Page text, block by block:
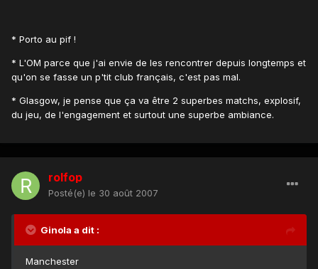
* Porto au pif !
* L'OM parce que j'ai envie de les rencontrer depuis longtemps et
qu'on se fasse un p'tit club français, c'est pas mal.
* Glasgow, je pense que ça va être 2 superbes matchs, explosif,
du jeu, de l'engagement et surtout une superbe ambiance.
rolfop
Posté(e) le 30 août 2007
Ginola a dit :
Manchester